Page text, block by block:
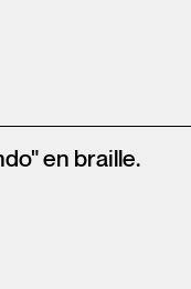
en braille.